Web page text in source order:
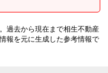
過去から現在まで相生不動産
報を元に生成した参考情報で